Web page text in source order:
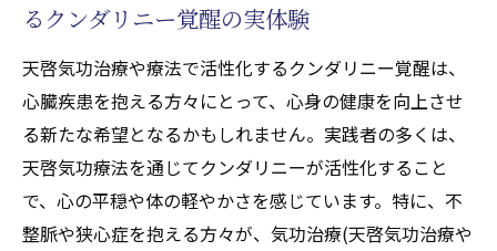
るクンダリニー覚醒の実体験
天啓気功治療や療法で活性化するクンダリニー覚醒は、
心臓疾患を抱える方々にとって、心身の健康を向上させ
る新たな希望となるかもしれません。実践者の多くは、
天啓気功療法を通じてクンダリニーが活性化すること
で、心の平穏や体の軽やかさを感じています。特に、不
整脈や狭心症を抱える方々が、気功治療(天啓気功治療や